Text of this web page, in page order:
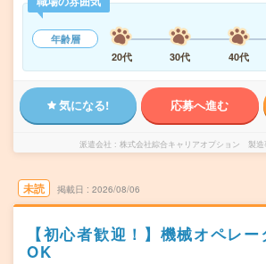
年齢層
20代
30代 40代
気になる! 応募へ進む
派遣会社 株式会社綜合キャリアオプション 製造
未読 掲載日 2026/08/06
【初心者歓迎！】機械オペレ
OK